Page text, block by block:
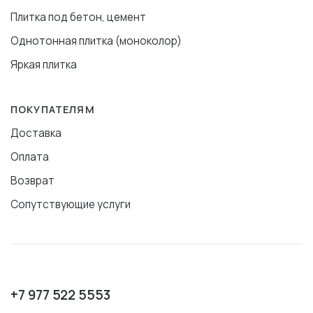
Плитка под бетон, цемент
Однотонная плитка (моноколор)
Яркая плитка
ПОКУПАТЕЛЯМ
Доставка
Оплата
Возврат
Сопутствующие услуги
+7 977 522 5553